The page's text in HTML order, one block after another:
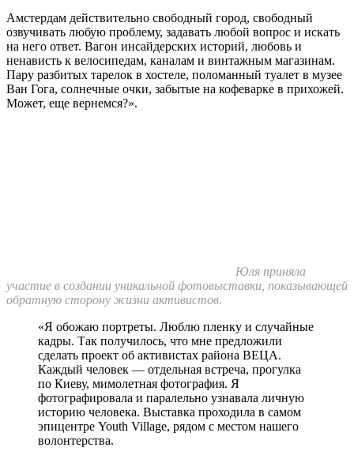
Амстердам действительно свободный город, свободный
озвучивать любую проблему, задавать любой вопрос и искать
на него ответ. Вагон инсайдерских историй, любовь и
ненависть к велосипедам, каналам и винтажным магазинам.
Пару разбитых тарелок в хостеле, поломанный туалет в музее
Ван Гога, солнечные очки, забытые на кофеварке в прихожей.
Может, еще вернемся?».
Юля приняла
участие в создании уникальной фотовыставки, показывающей
обратную сторону жизни активистов.
«Я обожаю портреты. Люблю пленку и случайные
кадры. Так получилось, что мне предложили
сделать проект об активистах района ВЕЦА.
Каждый человек — отдельная встреча, прогулка
по Киеву, мимолетная фотография. Я
фотографировала и паралельно узнавала личную
историю человека. Выставка проходила в самом
эпицентре Youth Village, рядом с местом нашего
волонтерства.